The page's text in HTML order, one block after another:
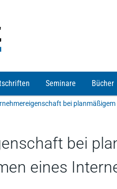
Seminare Bücher
bei
eines